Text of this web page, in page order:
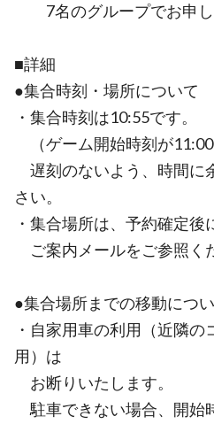
7名のグループでお申し
■詳細
●集合時刻・場所について
・集合時刻は10:55です。
（ゲーム開始時刻が11:00
遅刻のないよう、時間に
さい。
・集合場所は、予約確定後
ご案内メールをご参照く
●集合場所までの移動につ
・自家用車の利用（近隣
用）は
お断りいたします。
駐車できない場合、開始